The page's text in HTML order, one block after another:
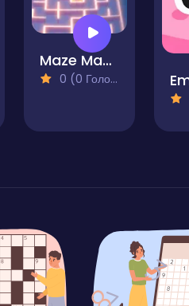
Maze Master
0 (0 Голосів)